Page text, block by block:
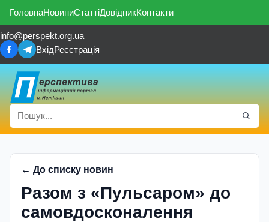
ГоловнаНовиниСтаттіДовідникКонтакти
info@perspekt.org.ua
ВхідРеєстрація
← До списку новин
Разом з «Пульсаром» до
самовдосконалення